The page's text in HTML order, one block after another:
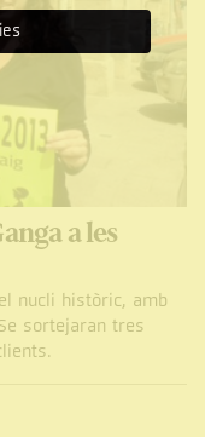
a les
nucli històric, amb
sortejaran tres